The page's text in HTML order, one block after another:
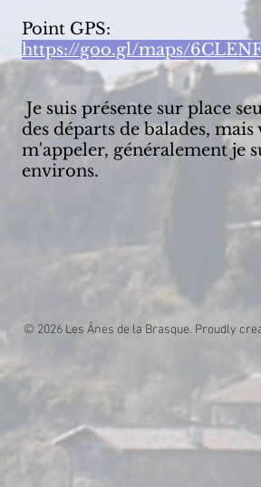
Point GPS:
https://goo.gl/maps/
Je suis présente sur place
des départs de balades,
m'appeler, généralement je
environs.
© 2026 Les Ânes de la Brasque. Proudly